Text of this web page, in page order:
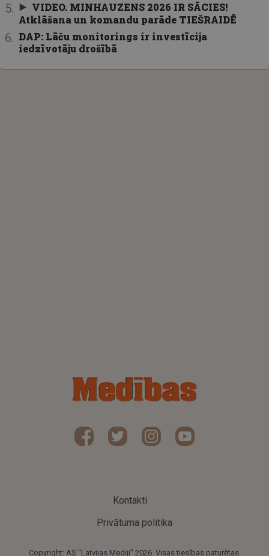
VIDEO. MINHAUZENS 2026 IR SĀCIES!
Atklāšana un komandu parāde TIEŠRAIDĒ
DAP: Lāču monitorings ir investīcija
iedzīvotāju drošībā
Copyright: AS "Latvijas Mediji" 2026. Visas tiesības paturētas.
Kontakti
Privātuma politika